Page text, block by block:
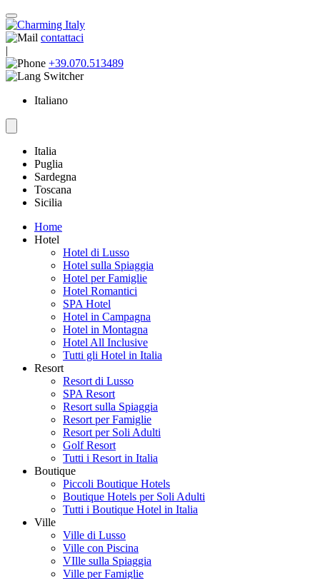
contattaci
|
+39.070.513489
Italiano
Italia
Puglia
Sardegna
Toscana
Sicilia
Home
Hotel
Hotel di Lusso
Hotel sulla Spiaggia
Hotel per Famiglie
Hotel Romantici
SPA Hotel
Hotel in Campagna
Hotel in Montagna
Hotel All Inclusive
Tutti gli Hotel in Italia
Resort
Resort di Lusso
SPA Resort
Resort sulla Spiaggia
Resort per Famiglie
Resort per Soli Adulti
Golf Resort
Tutti i Resort in Italia
Boutique
Piccoli Boutique Hotels
Boutique Hotels per Soli Adulti
Tutti i Boutique Hotel in Italia
Ville
Ville di Lusso
Ville con Piscina
VIlle sulla Spiaggia
Ville per Famiglie